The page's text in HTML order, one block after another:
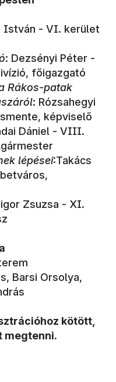
István - VI. kerület
: Dezsényi Péter -
főigazgató
Rákos-patak
: Rózsahegyi
képviselő
Dániel - VIII.
lépései:Takács
Zsuzsa - XI.
Barsi Orsolya,
kötött,
megtenni.